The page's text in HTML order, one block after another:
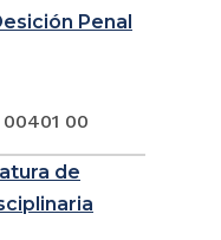
Penal
00
de